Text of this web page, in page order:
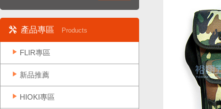
產品專區 Products
FLIR專區
新品推薦
HIOKI專區